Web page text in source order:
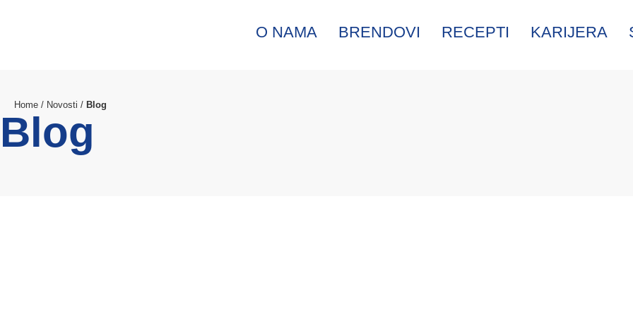
O NAMA BRENDOVI RECEPTI KARIJERA
Home / Novosti / Blog
Blog